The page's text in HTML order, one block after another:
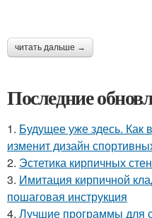
читать дальше →
Последние
1. Будущее уже здесь. Как
изменит дизайн
2. Эстетика кирпичных
3. Имитация кирпичной
пошаговая инструкция
4. Лучшие программы для